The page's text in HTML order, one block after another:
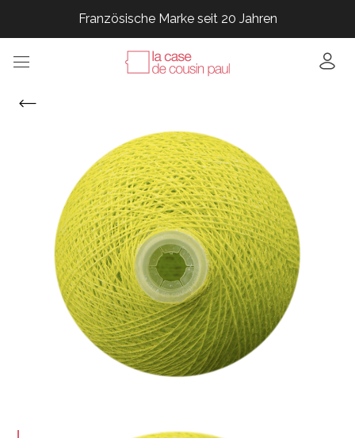
Französische Marke seit 20 Jahren
Französische Marke seit 20 Jahren
Französische Marke seit 20 Jahren